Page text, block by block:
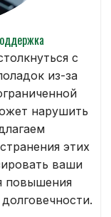
с
из-за
нарушить
этих
ваши
повышения